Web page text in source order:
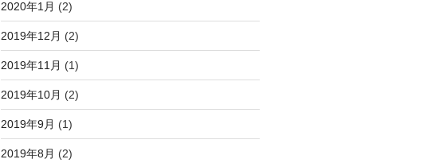
2020年1月 (2)
2019年12月 (2)
2019年11月 (1)
2019年10月 (2)
2019年9月 (1)
2019年8月 (2)